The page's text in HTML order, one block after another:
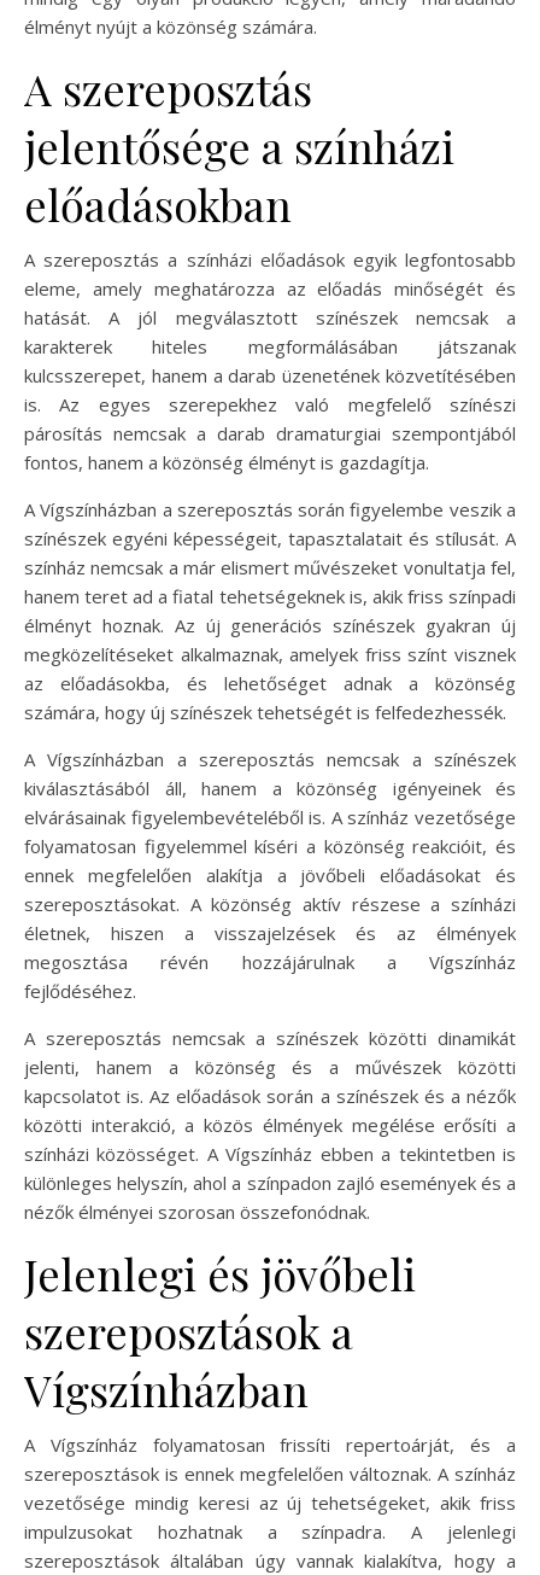
élményt nyújt a közönség számára.
A szereposztás
jelentősége a színházi
előadásokban
A szereposztás a színházi előadások egyik legfontosabb
eleme, amely meghatározza az előadás minőségét és
hatását. A jól megválasztott színészek nemcsak a
karakterek hiteles megformálásában játszanak
kulcsszerepet, hanem a darab üzenetének közvetítésében
is. Az egyes szerepekhez való megfelelő színészi
párosítás nemcsak a darab dramaturgiai szempontjából
fontos, hanem a közönség élményt is gazdagítja.
A Vígszínházban a szereposztás során figyelembe veszik a
színészek egyéni képességeit, tapasztalatait és stílusát. A
színház nemcsak a már elismert művészeket vonultatja fel,
hanem teret ad a fiatal tehetségeknek is, akik friss színpadi
élményt hoznak. Az új generációs színészek gyakran új
megközelítéseket alkalmaznak, amelyek friss színt visznek
az előadásokba, és lehetőséget adnak a közönség
számára, hogy új színészek tehetségét is felfedezhessék.
A Vígszínházban a szereposztás nemcsak a színészek
kiválasztásából áll, hanem a közönség igényeinek és
elvárásainak figyelembevételéből is. A színház vezetősége
folyamatosan figyelemmel kíséri a közönség reakcióit, és
ennek megfelelően alakítja a jövőbeli előadásokat és
szereposztásokat. A közönség aktív részese a színházi
életnek, hiszen a visszajelzések és az élmények
megosztása révén hozzájárulnak a Vígszínház
fejlődéséhez.
A szereposztás nemcsak a színészek közötti dinamikát
jelenti, hanem a közönség és a művészek közötti
kapcsolatot is. Az előadások során a színészek és a nézők
közötti interakció, a közös élmények megélése erősíti a
színházi közösséget. A Vígszínház ebben a tekintetben is
különleges helyszín, ahol a színpadon zajló események és a
nézők élményei szorosan összefonódnak.
Jelenlegi és jövőbeli
szereposztások a
Vígszínházban
A Vígszínház folyamatosan frissíti repertoárját, és a
szereposztások is ennek megfelelően változnak. A színház
vezetősége mindig keresi az új tehetségeket, akik friss
impulzusokat hozhatnak a színpadra. A jelenlegi
szereposztások általában úgy vannak kialakítva, hogy a